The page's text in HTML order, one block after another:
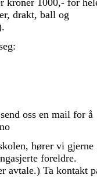
drakt, ball og
oss en mail for å
hører vi gjerne
foreldre.
avtale.) Ta kontakt